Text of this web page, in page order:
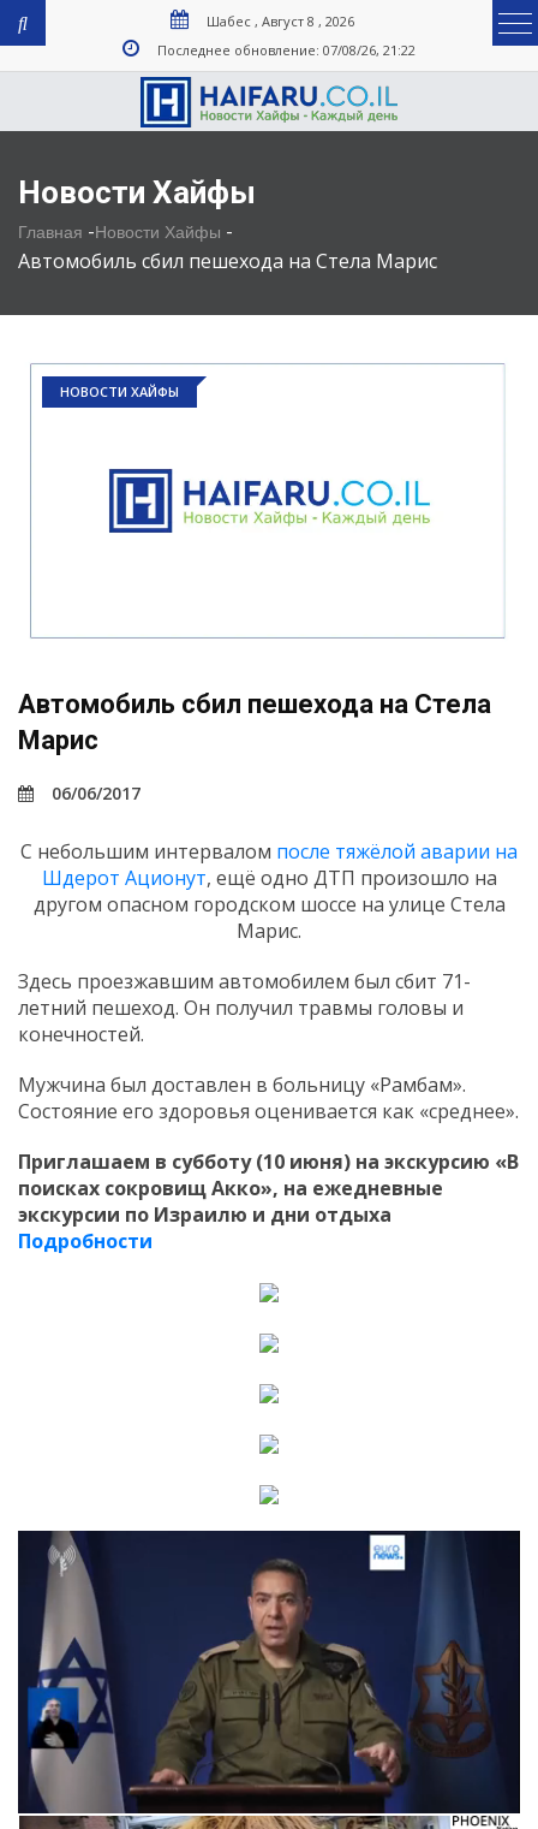
Шабес , Август 8 , 2026
Последнее обновление: 07/08/26, 21:22
Новости Хайфы
Главная -Новости Хайфы -
Автомобиль сбил пешехода на Стела Марис
НОВОСТИ ХАЙФЫ
Автомобиль сбил пешехода на Стела
Марис
06/06/2017
С небольшим интервалом после тяжёлой аварии на
Шдерот Ационут, ещё одно ДТП произошло на
другом опасном городском шоссе на улице Стела
Марис.
Здесь проезжавшим автомобилем был сбит 71-
летний пешеход. Он получил травмы головы и
конечностей.
Мужчина был доставлен в больницу «Рамбам».
Состояние его здоровья оценивается как «среднее».
Приглашаем в субботу (10 июня) на экскурсию «В
поисках сокровищ Акко», на ежедневные
экскурсии по Израилю и дни отдыха
Подробности